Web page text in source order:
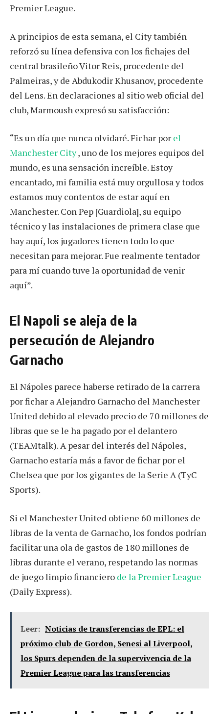
Premier League.
A principios de esta semana, el City también
reforzó su línea defensiva con los fichajes del
central brasileño Vitor Reis, procedente del
Palmeiras, y de Abdukodir Khusanov, procedente
del Lens. En declaraciones al sitio web oficial del
club, Marmoush expresó su satisfacción:
“Es un día que nunca olvidaré. Fichar por el
Manchester City, uno de los mejores equipos del
mundo, es una sensación increíble. Estoy
encantado, mi familia está muy orgullosa y todos
estamos muy contentos de estar aquí en
Manchester. Con Pep [Guardiola], su equipo
técnico y las instalaciones de primera clase que
hay aquí, los jugadores tienen todo lo que
necesitan para mejorar. Fue realmente tentador
para mí cuando tuve la oportunidad de venir
aquí”.
El Napoli se aleja de la
persecución de Alejandro
Garnacho
El Nápoles parece haberse retirado de la carrera
por fichar a Alejandro Garnacho del Manchester
United debido al elevado precio de 70 millones de
libras que se le ha pagado por el delantero
(TEAMtalk). A pesar del interés del Nápoles,
Garnacho estaría más a favor de fichar por el
Chelsea que por los gigantes de la Serie A (TyC
Sports).
Si el Manchester United obtiene 60 millones de
libras de la venta de Garnacho, los fondos podrían
facilitar una ola de gastos de 180 millones de
libras durante el verano, respetando las normas
de juego limpio financiero de la Premier League
(Daily Express).
Leer: Noticias de transferencias de EPL: el
próximo club de Gordon, Senesi al Liverpool,
los Spurs dependen de la supervivencia de la
Premier League para las transferencias